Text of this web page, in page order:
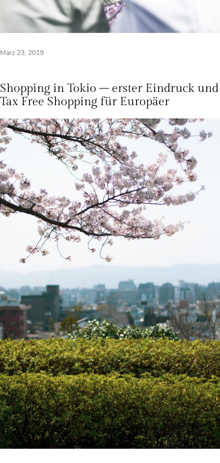
März 23, 2019
Shopping in Tokio – erster Eindruck und
Tax Free Shopping für Europäer